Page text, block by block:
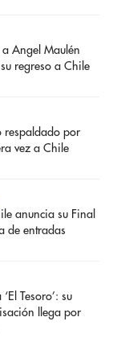
Angel Maulén
regreso a Chile
respaldado por
vez a Chile
anuncia su Final
de entradas
Tesoro’: su
llega por